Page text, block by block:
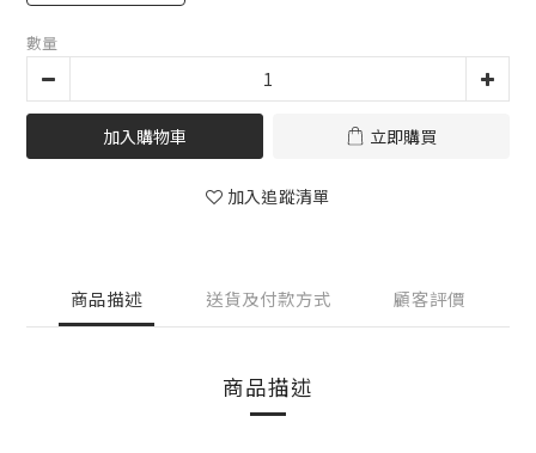
數量
加入購物車 立即購買
加入追蹤清單
商品描述 送貨及付款方式 顧客評價
商品描述